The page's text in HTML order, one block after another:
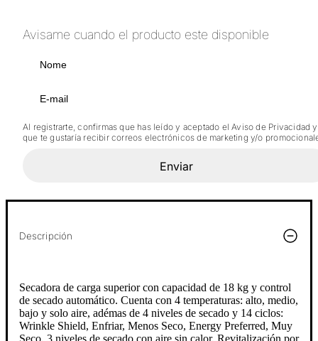
Avisame cuando el producto este disponible
Al registrarte, confirmas que has leído y aceptado el Aviso de Privacidad y
que te gustaría recibir correos electrónicos de marketing y/o
Enviar
Descripción
Secadora de carga superior con capacidad de 18 kg y control
de secado automático. Cuenta con 4 temperaturas: alto, medio,
bajo y solo aire, adémas de 4 niveles de secado y 14 ciclos:
Wrinkle Shield, Enfriar, Menos Seco, Energy Preferred, Muy
Seco, 3 niveles de secado con aire sin calor, Revitalización por